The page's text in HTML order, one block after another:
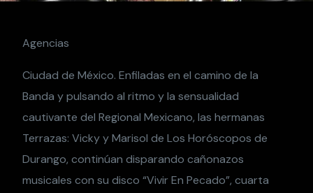
Agencias
Ciudad de México. Enfiladas en el camino de la
Banda y pulsando al ritmo y la sensualidad
cautivante del Regional Mexicano, las hermanas
Terrazas: Vicky y Marisol de Los Horóscopos de
Durango, continúan disparando cañonazos
musicales con su disco “Vivir En Pecado”, cuarta